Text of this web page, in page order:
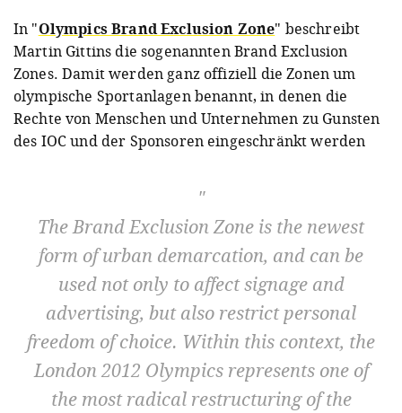
In "Olympics Brand Exclusion Zone" beschreibt
Martin Gittins die sogenannten Brand Exclusion
Zones. Damit werden ganz offiziell die Zonen um
olympische Sportanlagen benannt, in denen die
Rechte von Menschen und Unternehmen zu Gunsten
des IOC und der Sponsoren eingeschränkt werden
The Brand Exclusion Zone is the newest
form of urban demarcation, and can be
used not only to affect signage and
advertising, but also restrict personal
freedom of choice. Within this context, the
London 2012 Olympics represents one of
the most radical restructuring of the